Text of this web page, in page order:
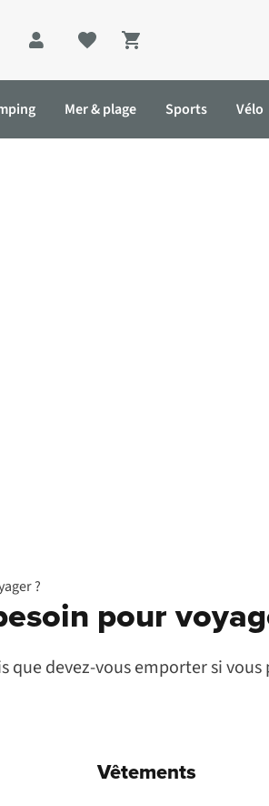
Shopping cart
Mer & plage Sports Vélo
?
pour
devez-vous emporter si
Vêtements